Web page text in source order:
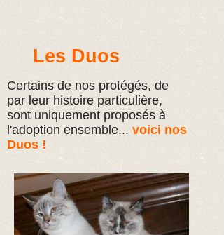
Les Duos
Certains de nos protégés, de
par leur histoire particulière,
sont uniquement proposés à
l'adoption ensemble... voici nos
Duos !